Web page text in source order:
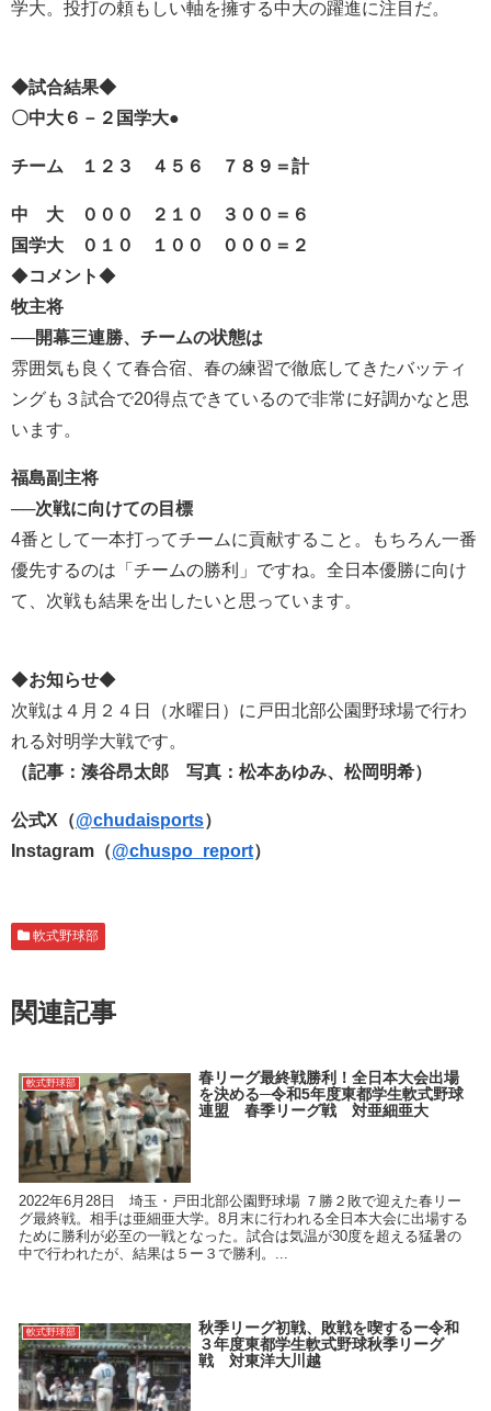
学大。投打の頼もしい軸を擁する中大の躍進に注目だ。
◆試合結果◆
〇中大６－２国学大●
チーム １２３ ４５６ ７８９＝計
中 大 ０００ ２１０ ３００＝６
国学大 ０１０ １００ ０００＝２
◆コメント◆
牧主将
──開幕三連勝、チームの状態は
雰囲気も良くて春合宿、春の練習で徹底してきたバッティ
ングも３試合で20得点できているので非常に好調かなと思
います。
福島副主将
──次戦に向けての目標
4番として一本打ってチームに貢献すること。もちろん一番
優先するのは「チームの勝利」ですね。全日本優勝に向け
て、次戦も結果を出したいと思っています。
◆お知らせ◆
次戦は４月２４日（水曜日）に戸田北部公園野球場で行わ
れる対明学大戦です。
（記事：湊谷昂太郎 写真：松本あゆみ、松岡明希）
公式X（@chudaisports）
Instagram（@chuspo_report）
軟式野球部
関連記事
軟式野球部
春リーグ最終戦勝利！全日本大会出場
を決める─令和5年度東都学生軟式野球
連盟 春季リーグ戦 対亜細亜大
2022年6月28日 埼玉・戸田北部公園野球場 ７勝２敗で迎えた春リー
グ最終戦。相手は亜細亜大学。8月末に行われる全日本大会に出場する
ために勝利が必至の一戦となった。試合は気温が30度を超える猛暑の
中で行われたが、結果は５ー３で勝利。...
軟式野球部
秋季リーグ初戦、敗戦を喫するー令和
３年度東都学生軟式野球秋季リーグ
戦 対東洋大川越